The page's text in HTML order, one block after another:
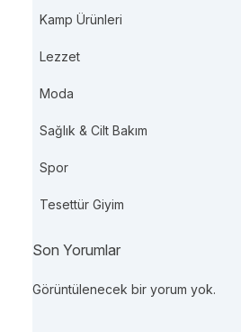
Kamp Ürünleri
Lezzet
Moda
Sağlık & Cilt Bakım
Spor
Tesettür Giyim
Son Yorumlar
Görüntülenecek bir yorum yok.